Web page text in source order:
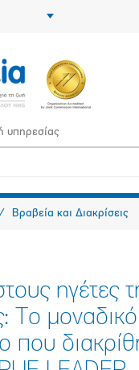
Βραβεία και Διακρίσεις
ηγέτες
Το μοναδικό
που